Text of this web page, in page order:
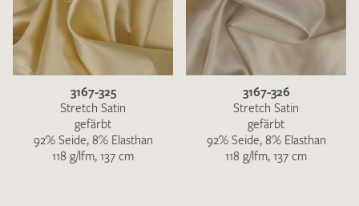
3167-325
Stretch Satin
gefärbt
92% Seide, 8% Elasthan
118 g/lfm, 137 cm
3167-326
Stretch Satin
gefärbt
92% Seide, 8% Elasthan
118 g/lfm, 137 cm